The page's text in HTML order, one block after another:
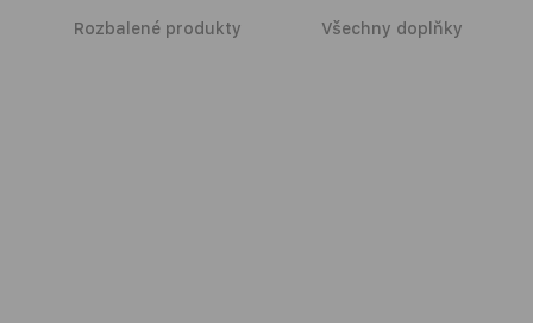
Rozbalené produkty
Všechny doplňky